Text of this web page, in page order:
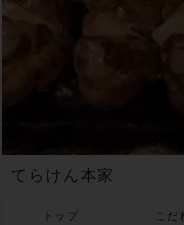
てらけん本家
トップ こだ